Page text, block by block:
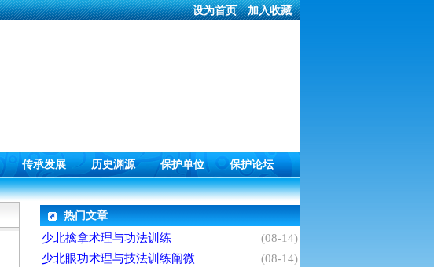
设为首页 加入收藏
传承发展 历史渊源 保护单位 保护论坛
热门文章
少北擒拿术理与功法训练
(08-14)
少北眼功术理与技法训练阐微
(08-14)